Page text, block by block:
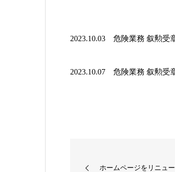
2023.10.03 危険業務 叙勲受
2023.10.07 危険業務 叙勲受
ホームページをリニュ